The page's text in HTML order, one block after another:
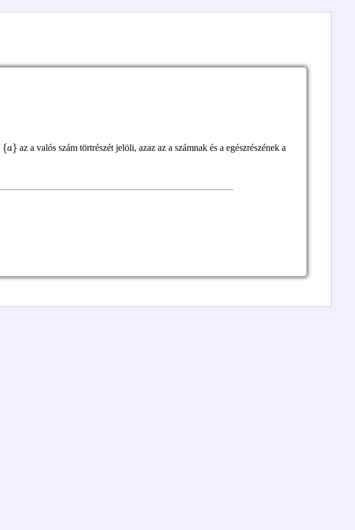
{ } az a valós szám törtrészét jelöli, azaz az a számnak és a egészrészének a